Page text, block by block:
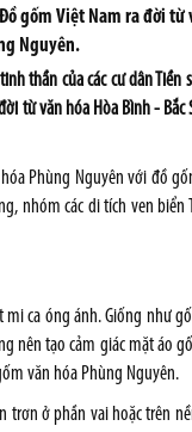
gốm Việt Nam ra đời từ
Nguyên.
thần của các cư dân Tiền
từ văn hóa Hòa Bình -
Phùng Nguyên với đồ
nhóm các di tích ven biển
mi ca óng ánh. Giống như
tạo cảm giác mặt áo
văn hóa Phùng Nguyên.
trơn ở phần vai hoặc trên